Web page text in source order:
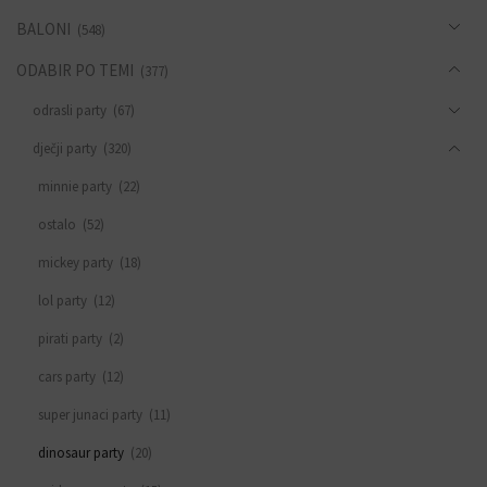
BALONI (548)
ODABIR PO TEMI (377)
odrasli party (67)
dječji party (320)
minnie party (22)
ostalo (52)
mickey party (18)
lol party (12)
pirati party (2)
cars party (12)
super junaci party (11)
dinosaur party (20)